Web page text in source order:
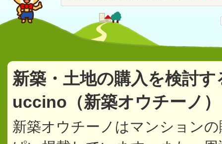
新築・土地の購入を検討
uccino（新築オウチーノ
新築オウチーノはマンション